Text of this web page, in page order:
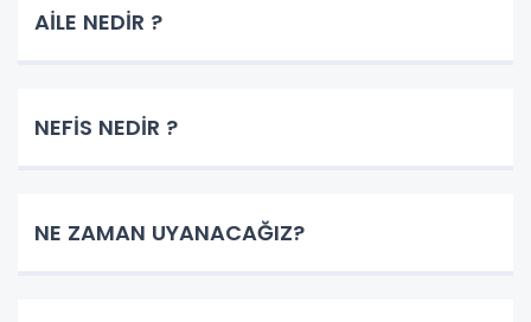
AİLE NEDİR ?
NEFİS NEDİR ?
NE ZAMAN UYANACAĞIZ?